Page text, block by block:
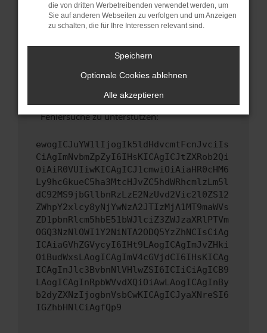
Sicherheitsrisiko, sondern kann auch dazu
führen, dass bestimmte Funktionen nicht mehr
unterstützt werden.
Wende dich an den Webseitenbetreiber.
Wenn du alle oben genannten Schritte versucht
hast, kontaktiere uns bitte. Wir werden
versuchen, das Problem zu beheben. Du kannst
uns diesen Text schicken, um uns bei der
Fehlersuche zu unterstützen:
ewogICJuYW1lIjogIk5ldHdvcmtFcnJvciIs
CiAgImNvbmZpZyI6IHsKICAgICJtZXRob2Qi
OiAiR0VUIiwKICAgICJ1cmwiOiAiaHR0cHM6
Ly9hcGkueC5ha3MtcHJvZC5hdWRhcmlzLm5l
dC92MS9jbGllbnRzLzE2NzUvd2Vic2l0ZS12
ZWhpY2xlcy8yNjYwNzA2JTIzMjA1MT9maWVs
ZD1pbnRlcm5hbE51bWJlciZ3ZWJzaXRlPTVm
OGQ3NzNlOWI1Y2NiNTA2ODQ5YzZhNCIsCiAg
ICAiaGVhZGVycyI6IHt9LAogICAgImJvZHki
OiBudWxsLAogICAgImV4cGVjdCI6IHsKICAg
ICAgInJlc3BvbnNlVHlwZSI6ICIiCiAgICB9
LAogICAgInRpbWVvdXQiOiAwLAogICAgInBy
b2dyZXNzIjogbnVsbCwKICAgICJyaXNreSI6
IGZhbHNlCiAgfQp9
die von dritten Werbetreibenden verwendet werden, um
Sie auf anderen Webseiten zu verfolgen und um Anzeigen
zu schalten, die für Ihre Interessen relevant sind.
Speichern
Optionale Cookies ablehnen
Alle akzeptieren